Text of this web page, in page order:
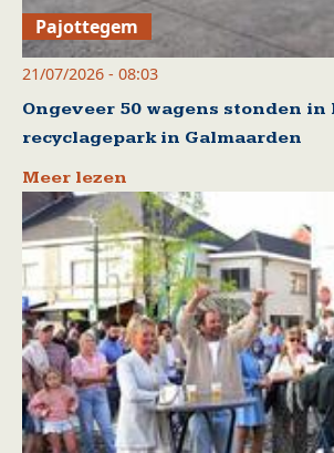
Pajottegem
21/07/2026 - 08:03
Ongeveer 50 wagens stonden
recyclagepark in Galmaarden
Meer lezen